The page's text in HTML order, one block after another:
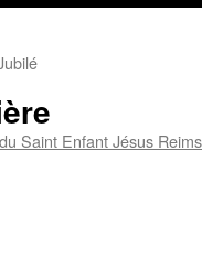
Saint Enfant Jésus Reims